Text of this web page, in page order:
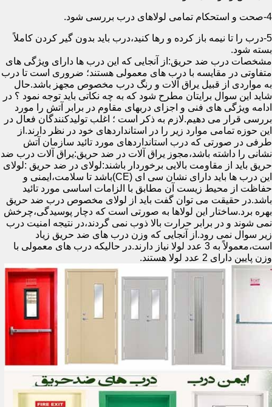
4-صحت و استحکام تمامی لولاهای درب بررسی شود.
5-درب را تا نیمه باز کرده و رها کنید،درب باید بدون گیر کردن کاملاً
بسته شود.
مشخصات درب ضد حریق:از آنجایی که این درب ها دارای ویژگی های
متفاوتی در مقایسه با درب های معمولی هستند؛ ضروری است تا درب
به مواردی از قبیل یراق آلات و رنگ درب مخصوص مجهز باشد.حال
شاید این سوال برایتان مطرح شود که به چه نکاتی باید توجه نمود ؟ در
ادامه ویژگی های فنی و اجزای دربهای مقاوم در برابر آتش را مورد
بررسی قرار می دهیم.لازم به ذکر است ؛ اغلب تولیدکنندگان فعال در
این حوزه تمامی موارد زیر را در استانداردهای خود در نظر دارند.از
طرفی در صورتی که درب استانداردهای مورد تائید سازمان آتش
نشانی را داشته باشد،مجوز یراق آلات در ضد حریق:یراق آلات درب ضد
حریق باید از مقاومت بالایی برخوردار باشند:لولای در ضد حریق :لولای
این درب ها باید دارای نشان سی ای (CE)باشد تا سلامت،ایمنی و
حفاظت از محیط زیست آن مطابق با الزامات اساسی مورد تائید
باشد.در حقیقت می توان گفت باید از لولای مخصوص درب ضد حریق
بهره برد.ساختار این لولاها به صورتی است که دچار پوسیدگی،چرخش
نمی شوند و در برابر حرارت بالا ذوب نمی گردند،در نتیجه امنیت درب
زیر سوال نمی رود.از آنجایی که وزن درب های ضد حریق زیاد
است،معمولاً به 3 عدد لولا نیاز دارند.در حالیکه درب های معمولی با
وزن پایین دارای 2 عدد لولا هستند.